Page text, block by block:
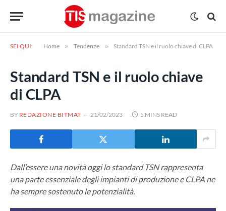
SEI QUI: Home » Tendenze » Standard TSN e il ruolo chiave di CLPA
Standard TSN e il ruolo chiave
di CLPA
BY REDAZIONE BITMAT 21/02/2023 5 MINS READ
Dall’essere una novità oggi lo standard TSN rappresenta
una parte essenziale degli impianti di produzione e CLPA ne
ha sempre sostenuto le potenzialità.